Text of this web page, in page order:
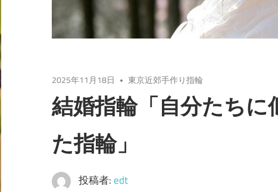
2025年11月18日 東京近郊手作り指輪
結婚指輪「自分たち
た指輪」
投稿者:edt